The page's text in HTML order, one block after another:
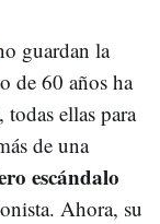
guardan la
de 60 años ha
todas ellas para
de una
escándalo
Ahora, su